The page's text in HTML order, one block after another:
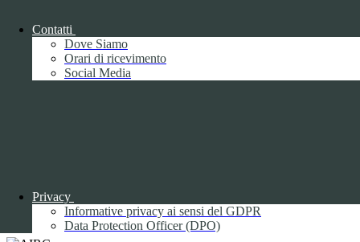
Contatti
Dove Siamo
Orari di ricevimento
Social Media
Privacy
Informative privacy ai sensi del GDPR
Data Protection Officer (DPO)
Libri di testo 2026-2027